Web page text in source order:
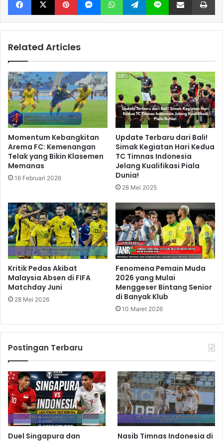
Related Articles
Momentum Kebangkitan
Arema FC: Kemenangan
Telak yang Bikin Klasemen
Memanas
16 Februari 2026
Update Terbaru dari Bali!
Simak Kegiatan Hari Kedua
TC Timnas Indonesia
Jelang Kualifikasi Piala
Dunia!
28 Mei 2025
Kritik Pedas Akibat
Malaysia Absen di FIFA
Matchday Juni
28 Mei 2026
Fenomena Pemain Muda
2026 yang Mulai
Menggeser Bintang Senior
di Banyak Klub
10 Maret 2026
Postingan Terbaru
Duel Singapura dan
Nasib Timnas Indonesia di